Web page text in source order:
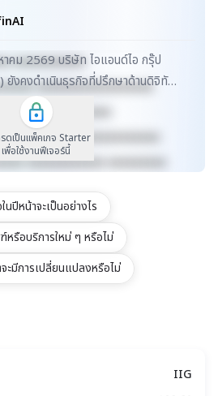
ารประสบการณ์ (Experience
ดดิจิทัล (Digital Marketing) 4. ธุรกิจ
นงานสารสนเทศ 5. ธุรกิจด้านการวิเคราะห์
xxxxx
xxxxxxxxxxx
xxxxxxxxxxxxxxxxxx
xxxxxxxxxx
xxxxxxxxxxxxxxx
xxxxxxxxxxxx xxxxxxxxx
xxxxxxxxxxxxxxxxxxxxxxx
xxxxx
คม 2569 บริษัท ไอแอนด์ไอ กรุ๊ป
งคงดำเนินธุรกิจที่ปรึกษาด้านดิจิทัล
คง โดยเน้นให้บริกา...
รดเป็นแพ็คเกจ Starter
เพื่อใช้งานฟีเจอร์นี้
ปีหน้าจะเป็นอย่างไร
อบริการใหม่ ๆ หรือไม่
ะมีการเปลี่ยนแปลงหรือไม่
IIG